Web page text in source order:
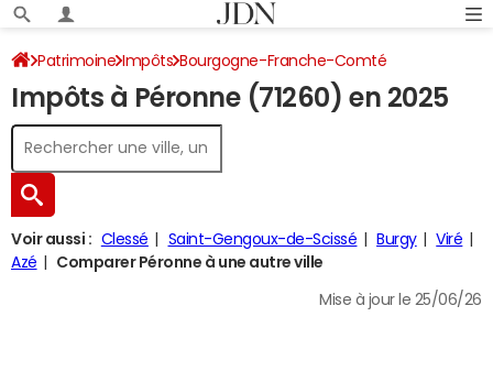
Patrimoine Impôts Bourgogne-Franche-Comté
Saône-et-Loire Péronne Impôt sur le revenu
Impôts à Péronne (71260) en 2025
Voir aussi : Clessé Saint-Gengoux-de-Scissé Burgy
Viré
Azé
Comparer Péronne à une autre ville
Mise à jour le 25/06/26